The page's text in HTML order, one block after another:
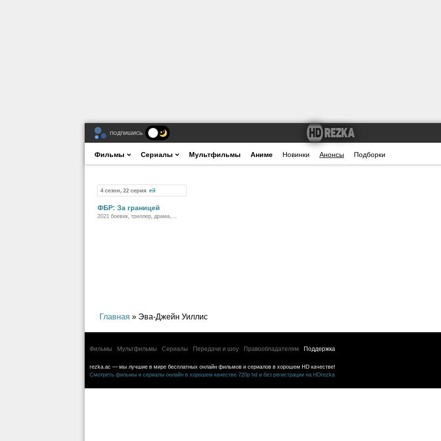
ПОДПИШИСЬ
Фильмы Сериалы Мультфильмы Аниме Новинки Анонсы Подборки
4 сезон, 22 серия Сериал
ФБР: За границей
2021 боевик, триллер, драма,
Главная » Эва-Джейн Уиллис
Фильмы Мультфильмы Сериалы Передачи и шоу Правообладателям Поддержка
rezka.ac — мы лучшие в мире бесплатных онлайн фильмов и сериалов в хорошем HD качестве!
Смотреть фильмы и сериалы онлайн в хорошем качестве 720p hd и без регистрации на HDrezka